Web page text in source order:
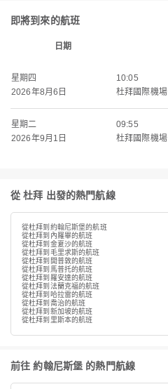
即將到來的航班
日期
星期四
2026年8月6日
10:05
杜拜國際機場
星期二
2026年9月1日
09:55
杜拜國際機場
從 杜拜 出發的熱門航線
從杜拜到約翰尼斯堡的航班
從杜拜到內羅畢的航班
從杜拜到金夏沙的航班
從杜拜到毛里求斯的航班
從杜拜到開普敦的航班
從杜拜到馬普托的航班
從杜拜到羅安達的航班
從杜拜到法蘭克福的航班
從杜拜到哈拉雷的航班
從杜拜到喬治的航班
從杜拜到新加坡的航班
從杜拜到里斯本的航班
前往 約翰尼斯堡 的熱門航線